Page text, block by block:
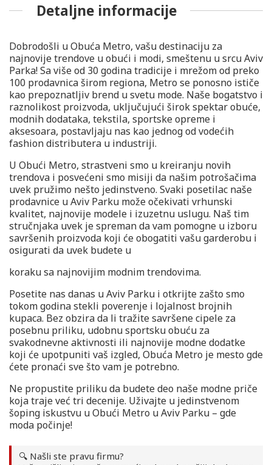
Detaljne informacije
Dobrodošli u Obuća Metro, vašu destinaciju za
najnovije trendove u obući i modi, smeštenu u srcu Aviv
Parka! Sa više od 30 godina tradicije i mrežom od preko
100 prodavnica širom regiona, Metro se ponosno ističe
kao prepoznatljiv brend u svetu mode. Naše bogatstvo i
raznolikost proizvoda, uključujući širok spektar obuće,
modnih dodataka, tekstila, sportske opreme i
aksesoara, postavljaju nas kao jednog od vodećih
fashion distributera u industriji.
U Obući Metro, strastveni smo u kreiranju novih
trendova i posvećeni smo misiji da našim potrošačima
uvek pružimo nešto jedinstveno. Svaki posetilac naše
prodavnice u Aviv Parku može očekivati vrhunski
kvalitet, najnovije modele i izuzetnu uslugu. Naš tim
stručnjaka uvek je spreman da vam pomogne u izboru
savršenih proizvoda koji će obogatiti vašu garderobu i
osigurati da uvek budete u
koraku sa najnovijim modnim trendovima.
Posetite nas danas u Aviv Parku i otkrijte zašto smo
tokom godina stekli poverenje i lojalnost brojnih
kupaca. Bez obzira da li tražite savršene cipele za
posebnu priliku, udobnu sportsku obuću za
svakodnevne aktivnosti ili najnovije modne dodatke
koji će upotpuniti vaš izgled, Obuća Metro je mesto gde
ćete pronaći sve što vam je potrebno.
Ne propustite priliku da budete deo naše modne priče
koja traje već tri decenije. Uživajte u jedinstvenom
šoping iskustvu u Obući Metro u Aviv Parku – gde
moda počinje!
🔍 Našli ste pravu firmu?